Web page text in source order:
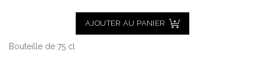
AJOUTER AU PANIER
Bouteille de 75 cl